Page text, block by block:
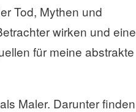
Tod, Mythen und
wirken und eine
für meine abstrakte
Maler. Darunter finden